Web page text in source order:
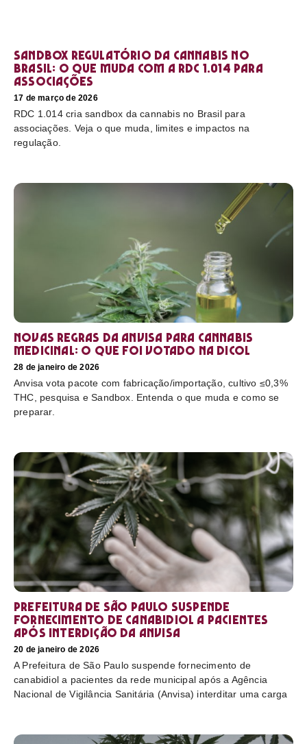
Sandbox regulatório da cannabis no
Brasil: o que muda com a RDC 1.014 para
associações
17 de março de 2026
RDC 1.014 cria sandbox da cannabis no Brasil para
associações. Veja o que muda, limites e impactos na
regulação.
Novas regras da Anvisa para cannabis
medicinal: o que foi votado na Dicol
28 de janeiro de 2026
Anvisa vota pacote com fabricação/importação, cultivo ≤0,3%
THC, pesquisa e Sandbox. Entenda o que muda e como se
preparar.
Prefeitura de São Paulo suspende
fornecimento de canabidiol a pacientes
após interdição da Anvisa
20 de janeiro de 2026
A Prefeitura de São Paulo suspende fornecimento de
canabidiol a pacientes da rede municipal após a Agência
Nacional de Vigilância Sanitária (Anvisa) interditar uma carga